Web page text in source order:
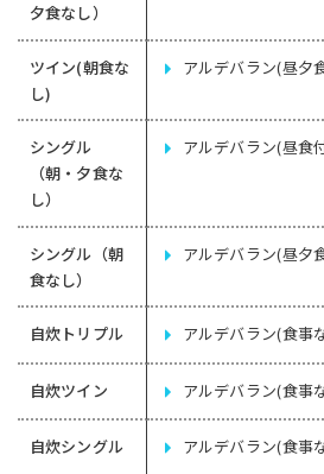
夕食なし）
ツイン(朝食な
し)
アルデバラン(昼夕
シングル
（朝・夕食な
し）
アルデバラン(昼食
シングル（朝
食なし）
アルデバラン(昼夕
自炊トリプル アルデバラン(食事
自炊ツイン アルデバラン(食事
自炊シングル アルデバラン(食事